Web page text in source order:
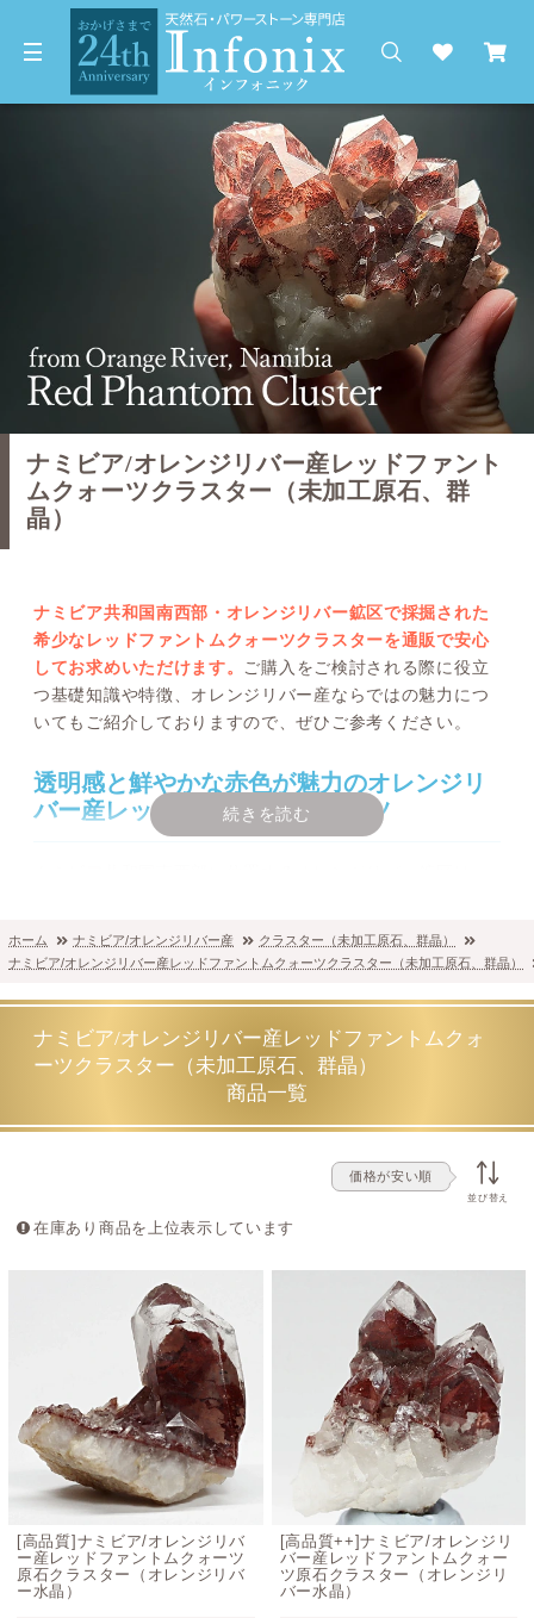
ナミビア/オレンジリバー産レッドファント
ムクォーツクラスター（未加工原石、群
晶）
ナミビア共和国南西部・オレンジリバー鉱区で採掘された
希少なレッドファントムクォーツクラスターを通販で安心
してお求めいただけます。 ご購入をご検討される際に役立
つ基礎知識や特徴、オレンジリバー産ならではの魅力につ
いてもご紹介しておりますので、ぜひご参考ください。
続きを読む
透明感と鮮やかな赤色が魅力のオレンジリ
バー産レッドファントムクォーツ
その中でも、水晶の成長過程でヘマタイト（赤鉄鉱）を内
包し、鮮やかな赤色のファントムが浮かび上がるレッドフ
ァントムクォーツクラスターは、鉱物コレクターや天然石
愛好家から高い人気を集めています。
深みのある赤色が織りなす美しいコントラス
トは、オレンジリバー産ならではの魅力であり、一つひと
美しいレッドファントムが形成されたクラスタ
オレンジリバー鉱区で産出される水晶の多くは、ヘマタイ
トが酸化して茶色や黒色へ変化したものや、赤褐色の鉱物
が結晶表面に付着した状態となっています。
そのため、 透明度の高い水晶内部にはっきりと鮮やかな赤
色のファントムが確認できるクラスターは産出量が少な
く、希少価値の高い天然石として知られています。
高品質原石の買い付けが年々難しくなって
います
ホーム ナミビア/オレンジリバー産
クラスター（未加工原石、群晶）
ナミビア/オレンジリバー産レッドファントムクォーツクラスター（未加工原石、群晶）
ナミビア/オレンジリバー産レッドファントムクォ
ーツクラスター（未加工原石、群晶）
商品一覧
価格が安い順
並び替え
在庫あり商品を上位表示しています
[高品質]ナミビア/オレンジリバ
ー産レッドファントムクォーツ
原石クラスター（オレンジリバ
ー水晶）
[高品質++]ナミビア/オレンジリ
バー産レッドファントムクォー
ツ原石クラスター（オレンジリ
バー水晶）